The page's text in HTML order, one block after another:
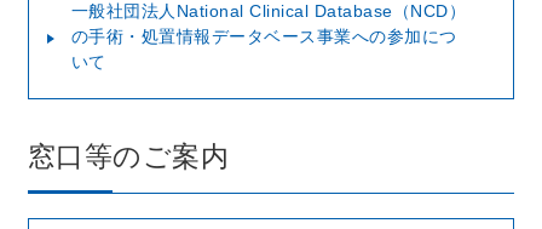
一般社団法人National Clinical Database（NCD）
の手術・処置情報データベース事業への参加につ
いて
窓口等のご案内